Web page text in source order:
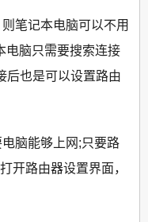
笔记本电脑可以不用
电脑只需要搜索连接
后也是可以设置路由
脑能够上网;只要路
开路由器设置界面，